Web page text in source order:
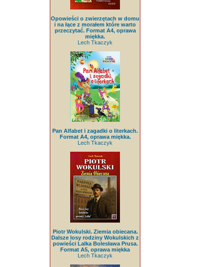
Opowieści o zwierzętach w domu
i na łące z morałem które warto
przeczytać. Format A4, oprawa
miękka.
Lech Tkaczyk
Pan Alfabet i zagadki o literkach.
Format A4, oprawa miękka.
Lech Tkaczyk
Piotr Wokulski. Ziemia obiecana.
Dalsze losy rodziny Wokulskich z
powieści Lalka Bolesława Prusa.
Format A5, oprawa miękka
Lech Tkaczyk